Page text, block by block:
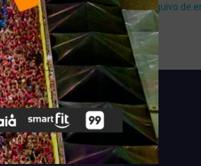
Arquivo de
Tags
Anitta Axé Banda Eva